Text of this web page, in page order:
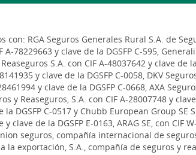
con: RGA Seguros Generales Rural S.A. de
A-78229663 y clave de la DGSFP C-595,
S.A. con CIF A-48037642 y clave de
y clave de la DGSFP C-0058, DKV
y clave de la DGSFP C-0668, AXA
y Reaseguros, S.A. con CIF A-28007748 y
la DGSFP C-0517 y Chubb European Group
y clave de la DGSFP E-0163, ARAG SE, con
seguros, compañía internacional de
la exportación, S.A., compañía de seguros y